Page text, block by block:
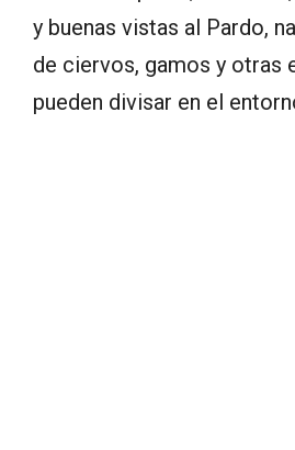
y buenas vistas al Pardo,
de ciervos, gamos y otras
pueden divisar en el